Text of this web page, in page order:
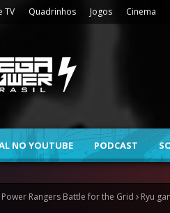
TV Quadrinhos Jogos Cinema
NO YOUTUBE PODCAST
Power Rangers Battle for the Grid Ryu